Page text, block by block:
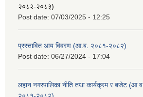
२०८२-२०८३)
Post date: 07/03/2025 - 12:25
प्रस्तावित आय विवरण (आ.ब. २०८१-२०८२)
Post date: 06/27/2024 - 17:04
लहान नगरपालिका नीति तथा कार्यक्रम र बजेट (आ.ब.
२०८१-२०८२)